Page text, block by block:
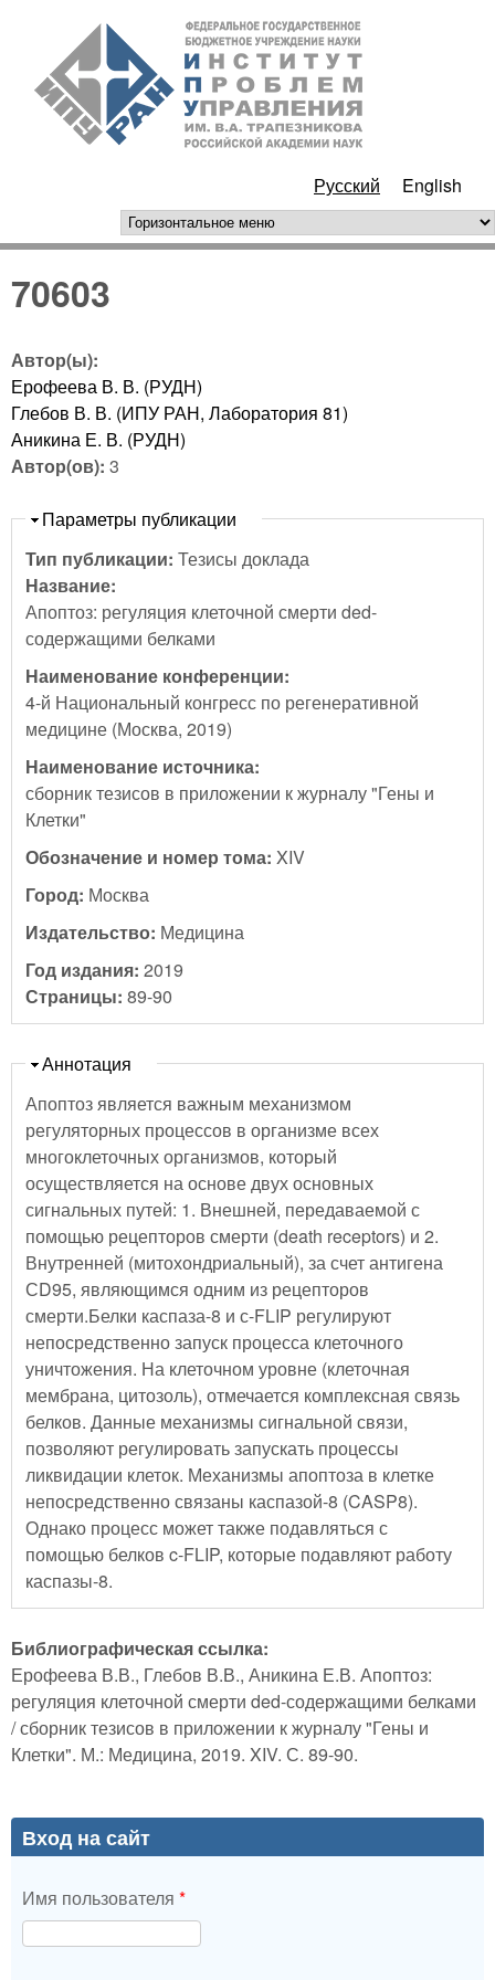
Перейти к основному
содержанию
РАН
Русский English
горизонтальное меню
70603
Автор(ы):
Ерофеева В. В. (РУДН)
Глебов В. В. (ИПУ РАН, Лаборатория 81)
Аникина Е. В. (РУДН)
Автор(ов): 3
Скрыть
Параметры публикации
Тип публикации: Тезисы доклада
Название:
Апоптоз: регуляция клеточной смерти ded-
содержащими белками
Наименование конференции:
4-й Национальный конгресс по регенеративной
медицине (Москва, 2019)
Наименование источника:
сборник тезисов в приложении к журналу "Гены и
Клетки"
Обозначение и номер тома: XIV
Город: Москва
Издательство: Медицина
Год издания: 2019
Страницы: 89-90
Скрыть
Аннотация
Апоптоз является важным механизмом
регуляторных процессов в организме всех
многоклеточных организмов, который
осуществляется на основе двух основных
сигнальных путей: 1. Внешней, передаваемой с
помощью рецепторов смерти (death receptors) и 2.
Внутренней (митохондриальный), за счет антигена
СD95, являющимся одним из рецепторов
смерти.Белки каспаза-8 и с-FLIP регулируют
непосредственно запуск процесса клеточного
уничтожения. На клеточном уровне (клеточная
мембрана, цитозоль), отмечается комплексная связь
белков. Данные механизмы сигнальной связи,
позволяют регулировать запускать процессы
ликвидации клеток. Механизмы апоптоза в клетке
непосредственно связаны каспазой-8 (CASP8).
Однако процесс может также подавляться с
помощью белков c-FLIP, которые подавляют работу
каспазы-8.
Библиографическая ссылка:
Ерофеева В.В., Глебов В.В., Аникина Е.В. Апоптоз:
регуляция клеточной смерти ded-содержащими белками
/ сборник тезисов в приложении к журналу "Гены и
Клетки". М.: Медицина, 2019. XIV. С. 89-90.
Вход на сайт
Имя пользователя *